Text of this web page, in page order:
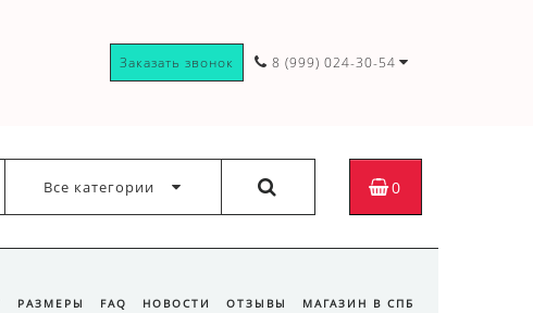
Заказать звонок 8 (999) 024-30-54
Все категории 0
РАЗМЕРЫ FAQ НОВОСТИ ОТЗЫВЫ МАГАЗИН В СПБ